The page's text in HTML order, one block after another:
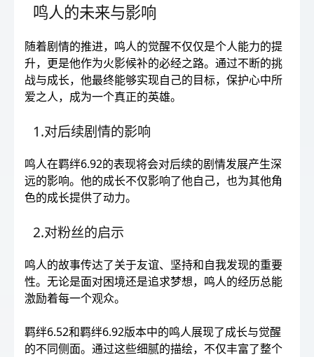
鸣人的未来与影响
随着剧情的推进，鸣人的觉醒不仅仅是个人能力的提
升，更是他作为火影候补的必经之路。通过不断的挑
战与成长，他最终能够实现自己的目标，保护心中所
爱之人，成为一个真正的英雄。
1.对后续剧情的影响
鸣人在羁绊6.92的表现将会对后续的剧情发展产生深
远的影响。他的成长不仅影响了他自己，也为其他角
色的成长提供了动力。
2.对粉丝的启示
鸣人的故事传达了关于友谊、坚持和自我发现的重要
性。无论是面对困境还是追求梦想，鸣人的经历总能
激励着每一个观众。
羁绊6.52和羁绊6.92版本中的鸣人展现了成长与觉醒
的不同侧面。通过这些细腻的描绘，不仅丰富了整个